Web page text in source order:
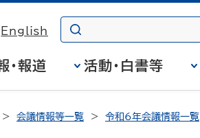
English
・報道 活動・白書等
会議情報等一覧 令和6年会議情報一覧